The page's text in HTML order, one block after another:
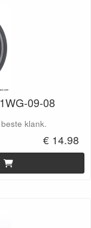
09-08
klank.
€ 14.98